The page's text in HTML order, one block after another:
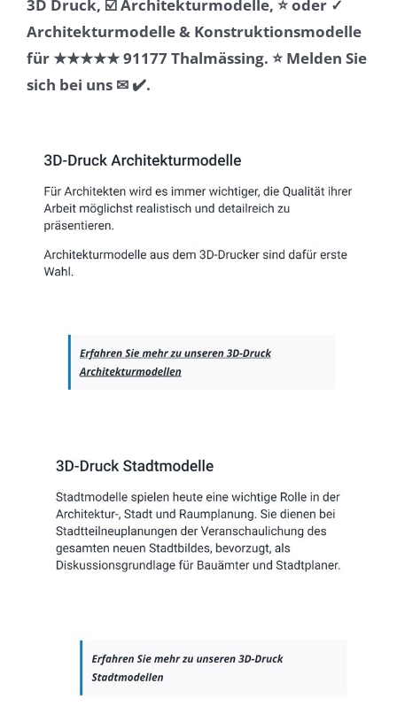
3D Druck, ☑️ Architekturmodelle, ⭐ oder ✓
Architekturmodelle & Konstruktionsmodelle
für ★★★★★ 91177 Thalmässing. ⭐ Melden Sie
sich bei uns ✉ ✔️.